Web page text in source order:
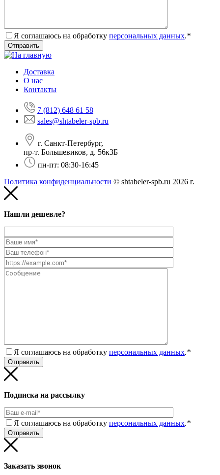
Я соглашаюсь на обработку персональных данных.*
Доставка
О нас
Контакты
7 (812) 648 61 58
sales@shtabeler-spb.ru
г. Санкт-Петербург,
пр-т. Большевиков, д. 56к3Б
пн-пт: 08:30-16:45
Политика конфиденциальности © shtabeler-spb.ru 2026 г.
Нашли дешевле?
Я соглашаюсь на обработку персональных данных.*
Подписка на рассылку
Я соглашаюсь на обработку персональных данных.*
Заказать звонок